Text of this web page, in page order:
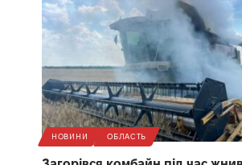
НОВИНИ ОБЛАСТЬ